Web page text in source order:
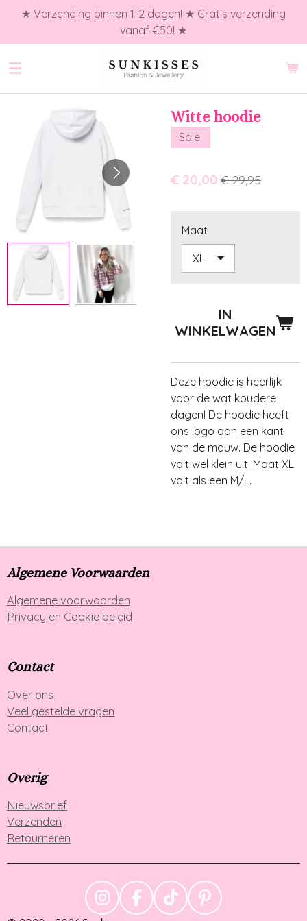
naar
de
★ Verzending binnen 1-2 dagen! ★ Gratis verzending
vanaf €50! ★
Witte hoodie
Sale!
€ 20,00 € 29,95
Maat
IN
WINKELWAGEN
Deze hoodie is heerlijk
voor de wat koudere
dagen! De hoodie heeft
ons logo aan een kant
van de mouw. De hoodie
valt wel klein uit. Maat XL
valt als een M/L.
Algemene Voorwaarden
Algemene voorwaarden
Privacy en Cookie beleid
Contact
Over ons
Veel gestelde vragen
Contact
Overig
Nieuwsbrief
Verzenden
Retourneren
I
F
T
P